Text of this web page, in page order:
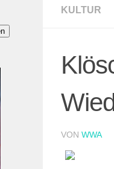
KULTUR
VON WWA